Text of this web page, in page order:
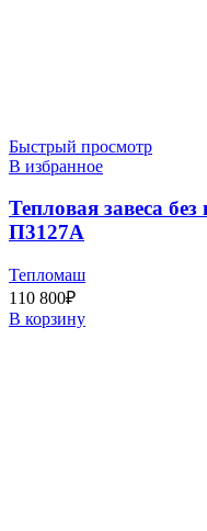
Быстрый просмотр
В избранное
Тепловая завеса
П3127A
Тепломаш
110 800₽
В корзину